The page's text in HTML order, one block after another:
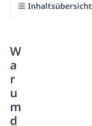
Inhaltsübersicht
W
a
r
u
m
d